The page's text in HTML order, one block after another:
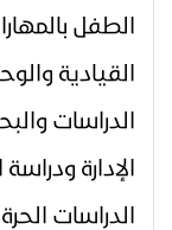
الطفل
القيادية
الدراسات
الإدارة
الدراسات